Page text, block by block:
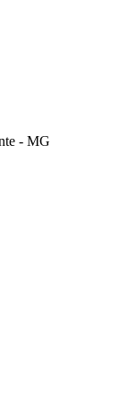
- MG